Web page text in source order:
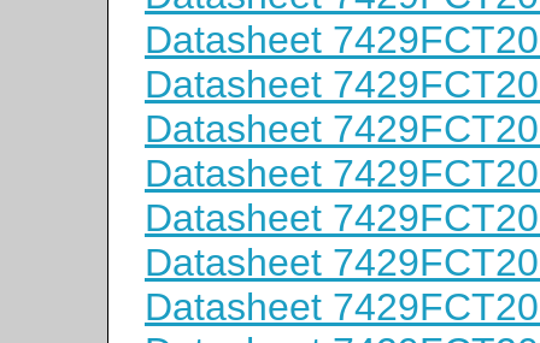
Datasheet
Datasheet
Datasheet
Datasheet
Datasheet
Datasheet
Datasheet